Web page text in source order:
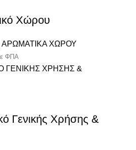
Χώρου
ΑΡΩΜΑΤΙΚΑ ΧΩΡΟΥ
ΦΠΑ
Γενικής Χρήσης &